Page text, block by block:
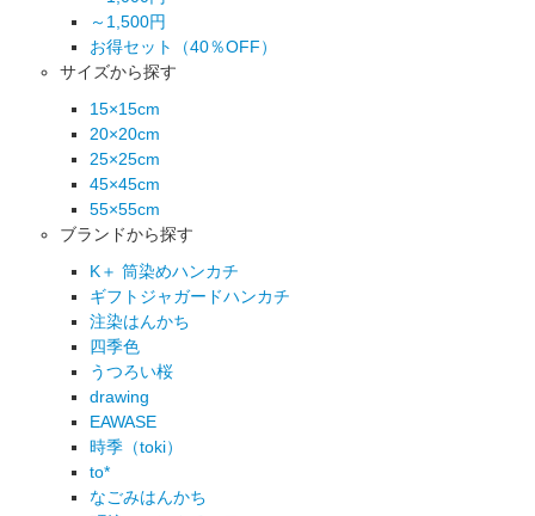
～1,500円
お得セット（40％OFF）
サイズから探す
15×15cm
20×20cm
25×25cm
45×45cm
55×55cm
ブランドから探す
K＋ 筒染めハンカチ
ギフトジャガードハンカチ
注染はんかち
四季色
うつろい桜
drawing
EAWASE
時季（toki）
to*
なごみはんかち